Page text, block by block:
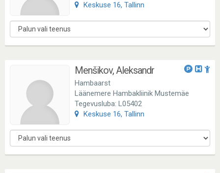
Keskuse 16, Tallinn
Menšikov, Aleksandr
Hambaarst
Läänemere Hambakliinik Mustemäe
Tegevusluba: L05402
Keskuse 16, Tallinn